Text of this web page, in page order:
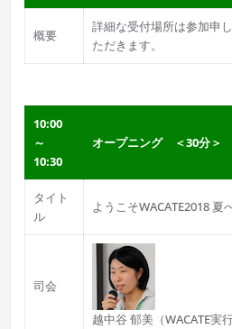
概要
詳細な受付場所は参加申
ただきます。
10:00
～
10:30
オープニング ＜30分＞
タイト
ル
ようこそWACATE2018 夏
司会
越中谷 郁美（WACATE実